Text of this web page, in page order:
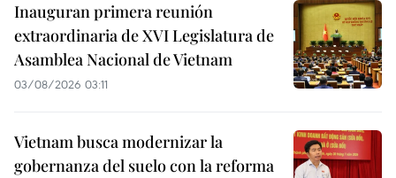
Inauguran primera reunión
extraordinaria de XVI Legislatura de
Asamblea Nacional de Vietnam
03/08/2026 03:11
Vietnam busca modernizar la
gobernanza del suelo con la reforma